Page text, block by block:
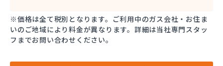
※価格は全て税別となります。ご利用中のガス会社・お住ま
いのご地域により料金が異なります。詳細は当社専門スタッ
フまでお問い合わせください。